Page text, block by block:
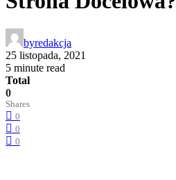
byredakcja
25 listopada, 2021
5 minute read
Total
0
Shares
0
0
0